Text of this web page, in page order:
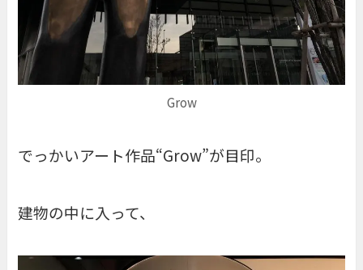
Grow
でっかいアート作品“Grow”が目印。
建物の中に入って、